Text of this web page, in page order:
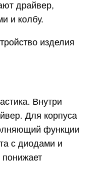
драйвер,
и колбу.
изделия
Внутри
Для корпуса
функции
с диодами и